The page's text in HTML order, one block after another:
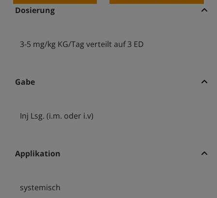
Dosierung
3-5 mg/kg KG/Tag verteilt auf 3 ED
Gabe
Inj Lsg. (i.m. oder i.v)
Applikation
systemisch